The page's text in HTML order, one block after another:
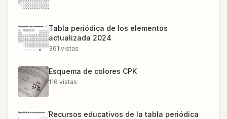
Tabla periódica de los elementos
actualizada 2024
361 vistas
Esquema de colores CPK
116 vistas
Recursos educativos de la tabla periódica